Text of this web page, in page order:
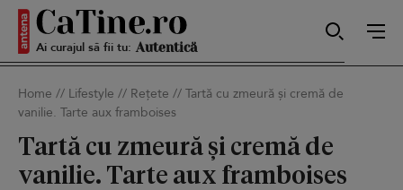
Ai curajul să fii tu: Sexy
Home // Lifestyle // Rețete // Tartă cu zmeură și cremă de
vanilie. Tarte aux framboises
Tartă cu zmeură și cremă de
vanilie. Tarte aux framboises